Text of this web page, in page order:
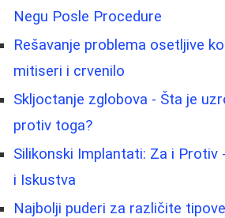
Negu Posle Procedure
Rešavanje problema osetljive
mitiseri i crvenilo
Skljoctanje zglobova - Šta je
protiv toga?
Silikonski Implantati: Za i Protiv
i Iskustva
Najbolji puderi za različite